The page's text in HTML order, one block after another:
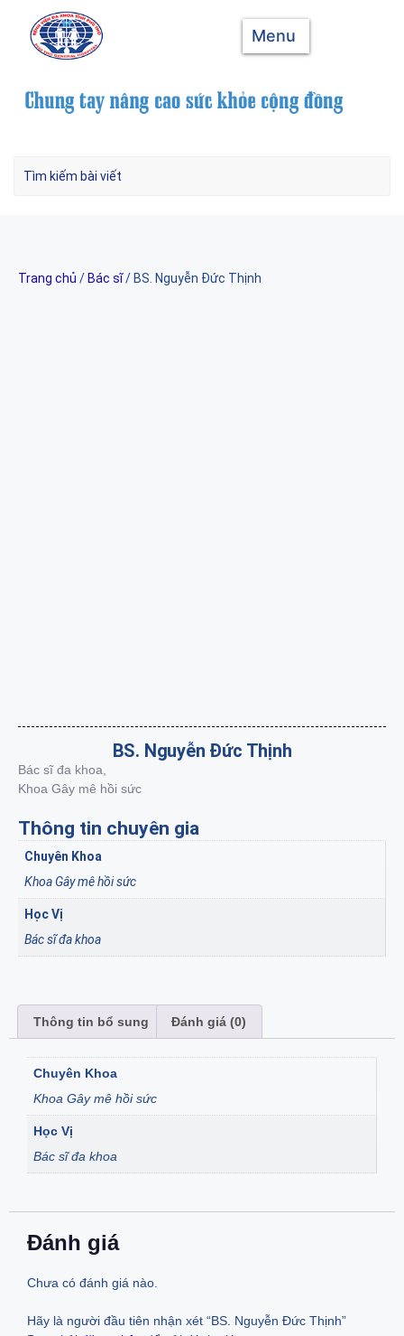
Menu
Trang chủ / Bác sĩ/ BS. Nguyễn Đức Thịnh
BS. Nguyễn Đức Thịnh
Bác sĩ đa khoa,
Khoa Gây mê hồi sức
Thông tin chuyên gia
Chuyên Khoa
Khoa Gây mê hồi sức
Học Vị
Bác sĩ đa khoa
Thông tin bổ sung Đánh giá (0)
Chuyên Khoa
Khoa Gây mê hồi sức
Học Vị
Bác sĩ đa khoa
Đánh giá
Chưa có đánh giá nào.
Hãy là người đầu tiên nhận xét “BS. Nguyễn Đức Thịnh”